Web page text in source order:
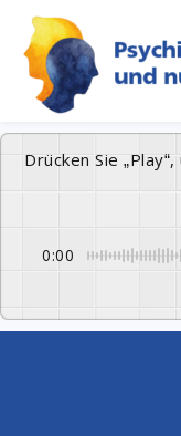
Drücken Sie
0:00